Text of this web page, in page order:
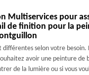
Multiservices pour
de finition pour la
différentes selon votre besoin.
avoir une peinture de
de la lumière ou si vous